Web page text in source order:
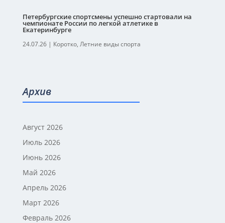
Петербургские спортсмены успешно стартовали на
чемпионате России по легкой атлетике в
Екатеринбурге
24.07.26| Коротко, Летние виды спорта
Архив
Август 2026
Июль 2026
Июнь 2026
Май 2026
Апрель 2026
Март 2026
Февраль 2026